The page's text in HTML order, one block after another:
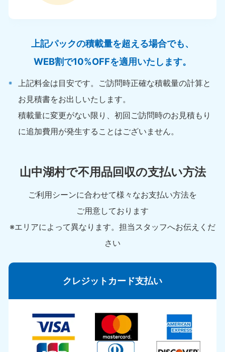
上記パックの積載量を超える場合でも、
WEB割で10%OFFを適用いたします。
上記料金は目安です。ご訪問時正確な積載量の計算と
お見積書をお出しいたします。
積載量に変更がない限り、初回ご訪問時のお見積もり
に追加費用が発生することはございません。
山中湖村で不用品回収の支払い方法
ご利用シーンに合わせて様々なお支払い方法を
ご用意しております
※エリアによって異なります。担当スタッフへお伝えくだ
さい
クレジットカード支払い